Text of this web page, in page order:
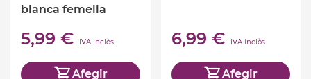
blanca femella
5,99 € IVA inclòs
Afegir
6,99 € IVA inclòs
Afegir